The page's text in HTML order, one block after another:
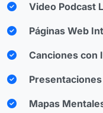
Video Podcast
Páginas Web
Canciones con
Mapas